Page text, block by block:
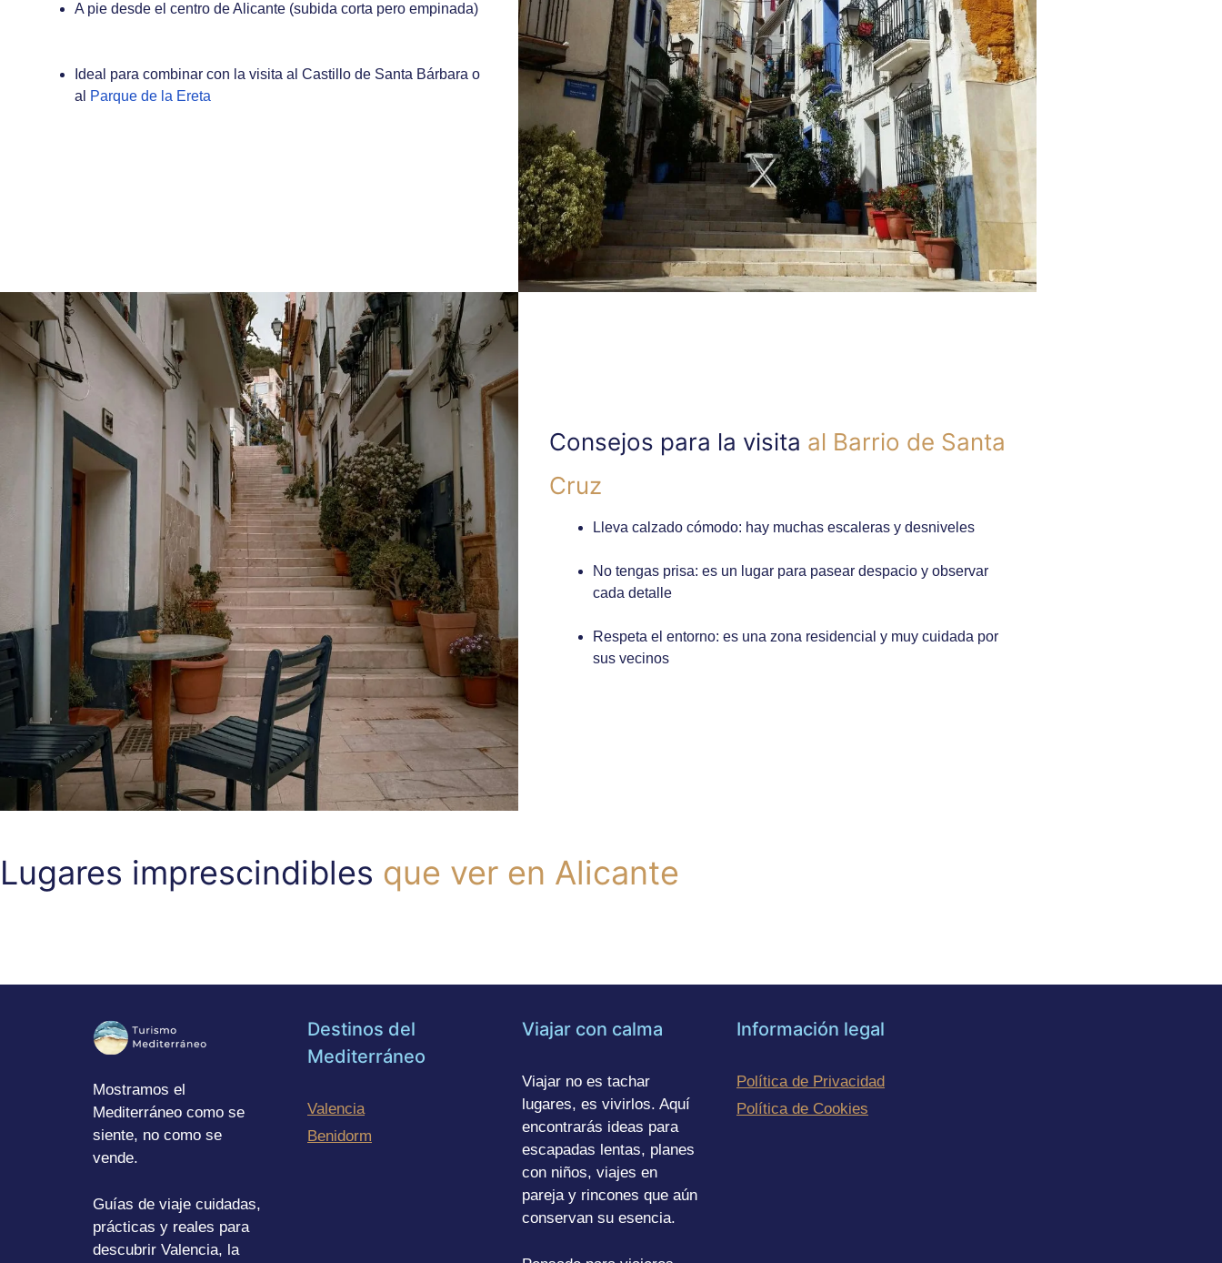
A pie desde el centro de Alicante (subida corta pero empinada)
Ideal para combinar con la visita al Castillo de Santa Bárbara o
al
Parque de la Ereta
Consejos para la visita al Barrio de Santa
Cruz
Lleva calzado cómodo: hay muchas escaleras y desniveles
No tengas prisa: es un lugar para pasear despacio y observar
cada detalle
Respeta el entorno: es una zona residencial y muy cuidada por
sus vecinos
Lugares imprescindibles que ver en Alicante
Mostramos el
Mediterráneo como se
siente, no como se
vende.
Guías de viaje cuidadas,
prácticas y reales para
descubrir Valencia, la
Destinos del
Mediterráneo
Valencia
Benidorm
Viajar con calma
Viajar no es tachar
lugares, es vivirlos. Aquí
encontrarás ideas para
escapadas lentas, planes
con niños, viajes en
pareja y rincones que aún
conservan su esencia.
Información legal
Política de Privacidad
Política de Cookies